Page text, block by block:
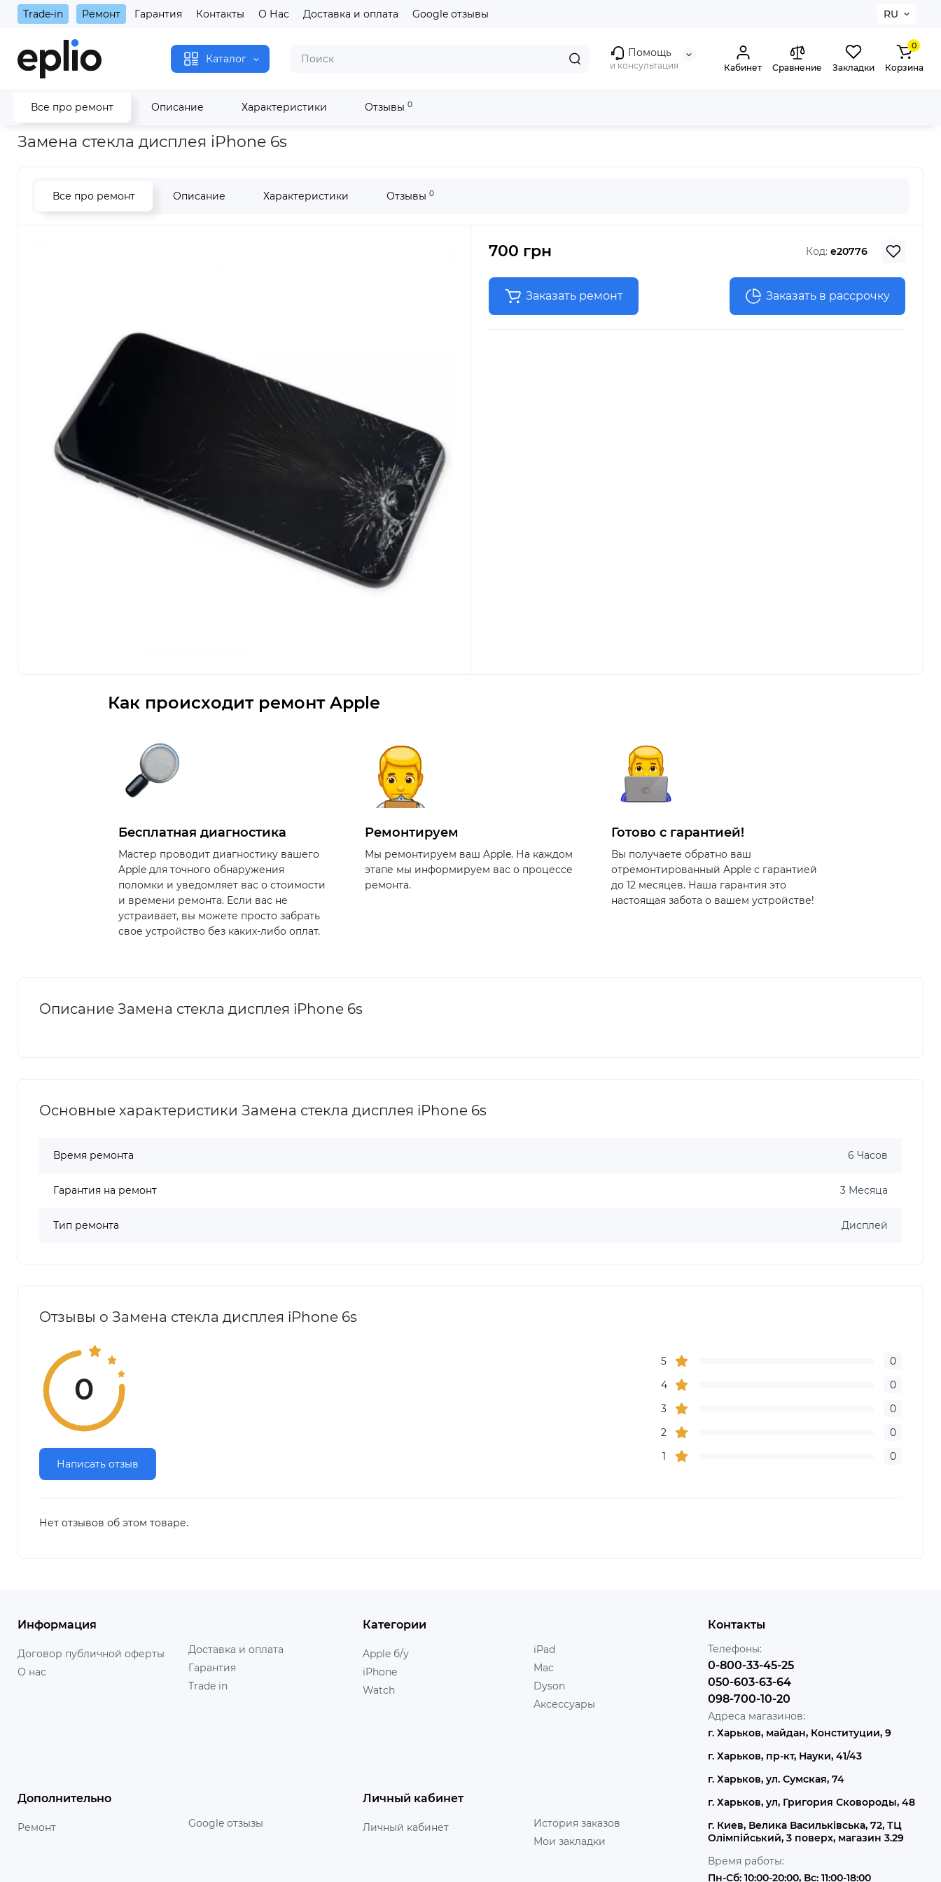
Trade-in Ремонт Гарантия Контакты О Нас Доставка и оплата Google отзывы RU
Каталог Помощь
и консультация Кабинет Сравнение Закладки
0
Корзина
Все про ремонт Описание Характеристики Отзывы 0
Главная Замена стекла дисплея iPhone 6s
Замена стекла дисплея iPhone 6s
Все про ремонт Описание Характеристики Отзывы 0
700 грн Код: e20776
Заказать ремонт Заказать в рассрочку
Как происходит ремонт Apple
Бесплатная диагностика
Мастер проводит диагностику вашего
Apple для точного обнаружения
поломки и уведомляет вас о стоимости
и времени ремонта. Если вас не
устраивает, вы можете просто забрать
свое устройство без каких-либо оплат.
Ремонтируем
Мы ремонтируем ваш Apple. На каждом
этапе мы информируем вас о процессе
ремонта.
Готово с гарантией!
Вы получаете обратно ваш
отремонтированный Apple с гарантией
до 12 месяцев. Наша гарантия это
настоящая забота о вашем устройстве!
Описание Замена стекла дисплея iPhone 6s
Основные характеристики Замена стекла дисплея iPhone 6s
Время ремонта 6 Часов
Гарантия на ремонт 3 Месяца
Тип ремонта Дисплей
Отзывы о Замена стекла дисплея iPhone 6s
0
Написать отзыв
5
0
4
0
3
0
2
0
1
0
Нет отзывов об этом товаре.
Информация
Договор публичной оферты
О нас
Доставка и оплата
Гарантия
Trade in
Категории
Apple б/у
iPhone
Watch
iPad
Mac
Dyson
Аксессуары
Дополнительно
Ремонт Google отзызы
Личный кабинет
Личный кабинет
История заказов
Мои закладки
Контакты
Телефоны:
0-800-33-45-25
050-603-63-64
098-700-10-20
Адреса магазинов:
г. Харьков, майдан, Конституции, 9
г. Харьков, пр-кт, Науки, 41/43
г. Харьков, ул. Сумская, 74
г. Харьков, ул, Григория Сковороды, 48
г. Киев, Велика Васильківська, 72, ТЦ
Олімпійський, 3 поверх, магазин 3.29
Время работы:
Пн-Сб: 10:00-20:00, Вс: 11:00-18:00